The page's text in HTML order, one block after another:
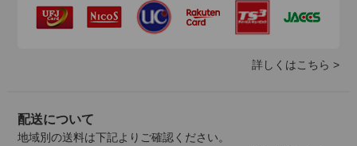
詳しくはこちら >
配送について
地域別の送料は下記よりご確認ください。